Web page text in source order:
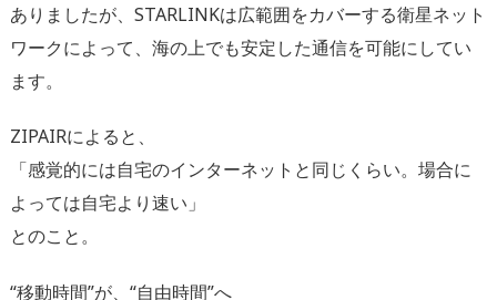
ありましたが、STARLINKは広範囲をカバーする衛星ネット
ワークによって、海の上でも安定した通信を可能にしてい
ます。
ZIPAIRによると、
「感覚的には自宅のインターネットと同じくらい。場合に
よっては自宅より速い」
とのこと。
“移動時間”が、“自由時間”へ